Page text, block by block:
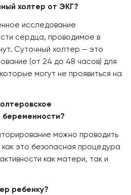
холтер от ЭКГ?
исследование
сердца, проводимое в
Суточный холтер — это
(от 24 до 48 часов) для
могут не проявиться на
можно проводить
это безопасная процедура
как матери, так и
ребенку?